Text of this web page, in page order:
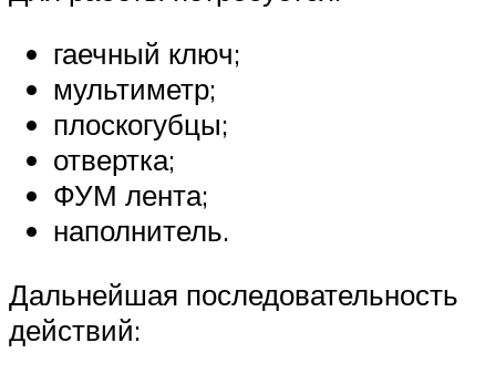
гаечный ключ;
мультиметр;
плоскогубцы;
отвертка;
ФУМ лента;
наполнитель.
Дальнейшая последовательность
действий: